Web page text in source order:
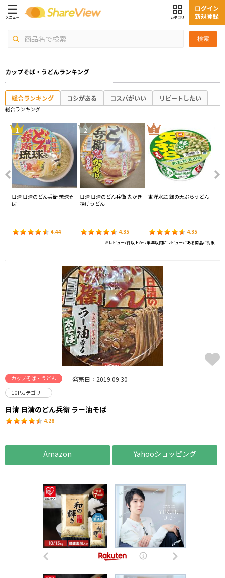
検索
ログイン
新規登録
カップそば・うどんランキング
総合ランキング コシがある コスパがいい リピートしたい
総合ランキング
1
日清 日清のどん兵衛 琉球そ
ば
4.44
2
日清 日清のどん兵衛 鬼かき
揚げうどん
4.35
3
東洋水産 緑の天ぷらうどん
4.35
※レビュー7件以上かつ半年以内にレビューがある商品が対象
カップそば・うどん 発売日：2019.09.30
10Pカテゴリー
日清 日清のどん兵衛 ラー油そば
4.28
Amazon Yahooショッピング